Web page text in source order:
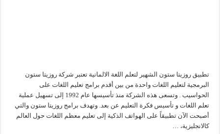
تطبيق روزيتا ستون الشهير لتعلم اللغة الالمانية تعتبر شركة روزيتا ستون
البرمجية لتعليم اللغات واحدة من بين أقدم برامج تعليم اللغات على
الحواسيب . وتسعى هذه الشركة منذ تأسيسها عام 1992 إلى تسهيل عملية
تعلم اللغات و تأسيس فكرة التعليم عن بعد. وتهدف برامج روزيتا ستون والتي
أصبحت الآن تطبيقاً على الهواتف الذكية إلى تعليم معظم اللغات حول العالم
كالانجليزية، …